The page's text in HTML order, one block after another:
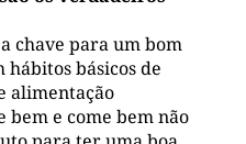
chave para um bom
hábitos básicos de
alimentação
e come bem não